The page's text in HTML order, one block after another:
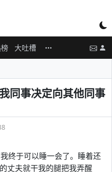
大吐槽
同事决定向其他同事
终于可以睡一会了。睡着还
丈夫就干我的腿把我弄醒